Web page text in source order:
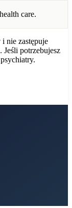
care.
nie zastępuje
Jeśli potrzebujesz